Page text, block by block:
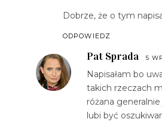
Dobrze, że o tym
ODPOWIEDZ
Pat Sprada 5
Napisałam bo
takich rzeczach
różana
lubi być